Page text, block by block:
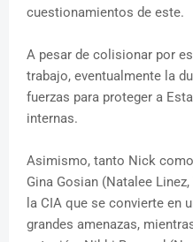
cuestionamientos de este.
A pesar de colisionar por
trabajo, eventualmente la
fuerzas para proteger a
internas.
Asimismo, tanto Nick
Gina Gosian (Natalee
la CIA que se convierte en
grandes amenazas,